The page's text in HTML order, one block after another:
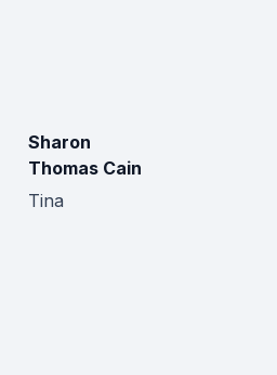
Sharon
Thomas Cain
Tina